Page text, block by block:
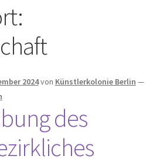
2024von Künstlerkolonie Berlin —
des